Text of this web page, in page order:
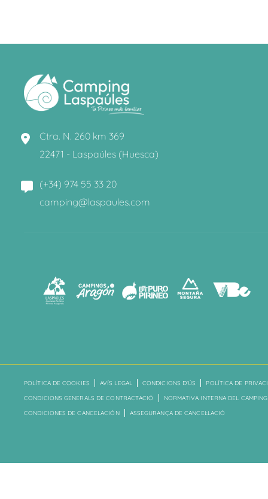
Ctra. N. 260 km 369
22471 - Laspaúles (Huesca)
(+34) 974 55 33 20
camping@laspaules.com
POLÍTICA DE COOKIES AVÍS LEGAL CONDICIONS D'ÚS POLÍTICA DE
CONDICIONS GENERALS DE CONTRACTACIÓ
NORMATIVA INTERNA DEL CAMPING
CONDICIONES DE CANCELACIÓN
ASSEGURANÇA DE CANCEL·LACIÓ